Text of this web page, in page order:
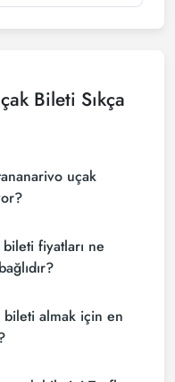
Bileti Sıkça
uçak
büyük
ve yüzlerce
Tezfly sitesinde
uçak biletlerini
biletini
fiyatları ne
sınıfınıza ve
değişiklik
bileti almak için en